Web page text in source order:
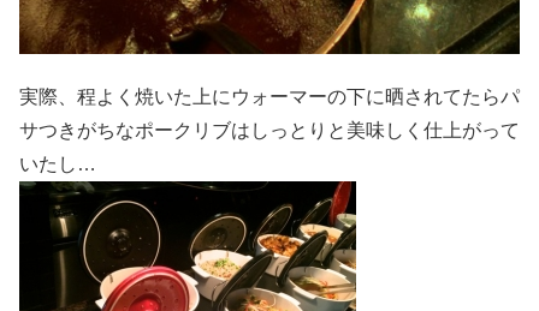
実際、程よく焼いた上にウォーマーの下に晒されてたらパ
サつきがちなポークリブはしっとりと美味しく仕上がって
いたし…